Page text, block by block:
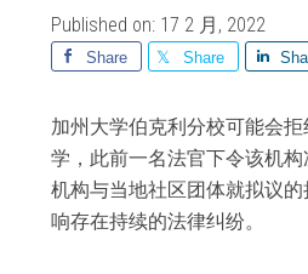
Published on: 17 2 月, 2022
Share Share
加州大学伯克利分校可能会
学，此前一名法官下令该机
机构与当地社区团体就拟议
响存在持续的法律纠纷。